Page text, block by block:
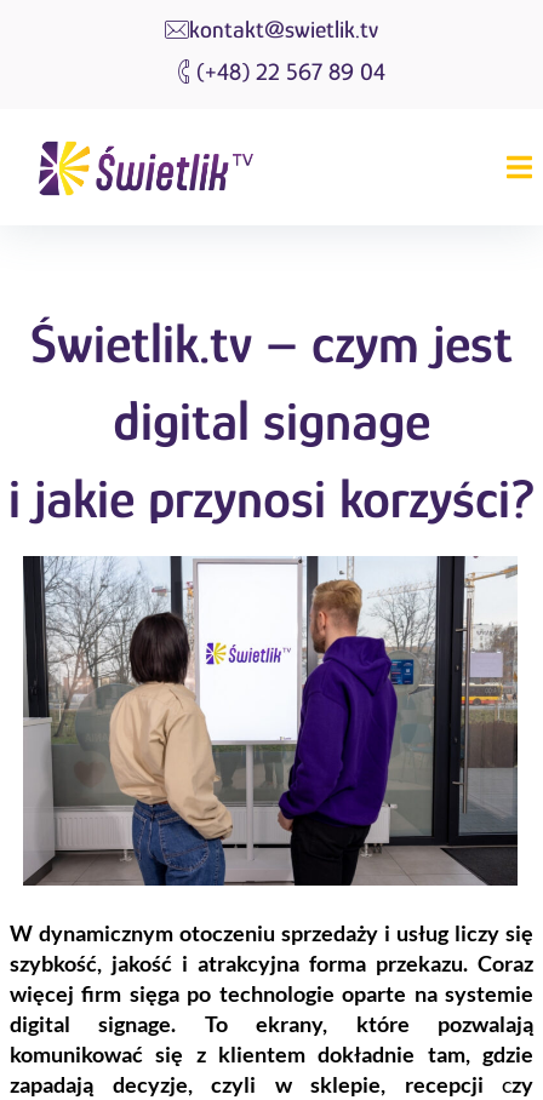
kontakt@swietlik.tv
(+48) 22 567 89 04
Świetlik.tv – czym jest
digital signage
i jakie przynosi korzyści?
W dynamicznym otoczeniu sprzedaży i usług liczy się
szybkość, jakość i atrakcyjna forma przekazu. Coraz
więcej firm sięga po technologie oparte na systemie
digital signage. To ekrany, które pozwalają
komunikować się z klientem dokładnie tam, gdzie
zapadają decyzje, czyli w sklepie, recepcji czy